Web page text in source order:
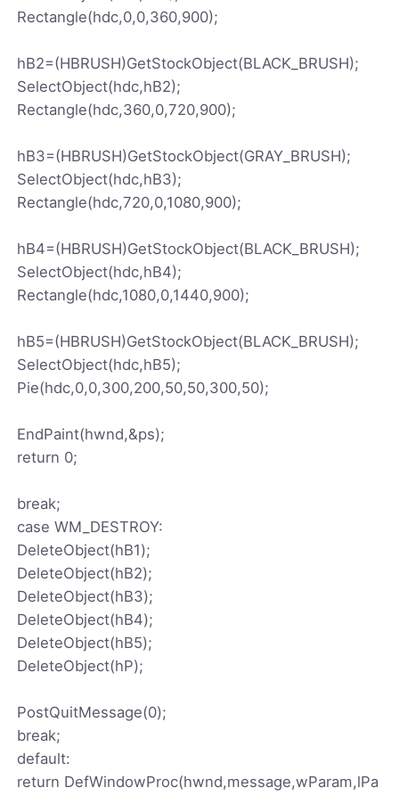
Rectangle(hdc,0,0,360,900);
hB2=(HBRUSH)GetStockObject(BLACK_BRUSH);
SelectObject(hdc,hB2);
Rectangle(hdc,360,0,720,900);
hB3=(HBRUSH)GetStockObject(GRAY_BRUSH);
SelectObject(hdc,hB3);
Rectangle(hdc,720,0,1080,900);
hB4=(HBRUSH)GetStockObject(BLACK_BRUSH);
SelectObject(hdc,hB4);
Rectangle(hdc,1080,0,1440,900);
hB5=(HBRUSH)GetStockObject(BLACK_BRUSH);
SelectObject(hdc,hB5);
Pie(hdc,0,0,300,200,50,50,300,50);
EndPaint(hwnd,&ps);
return 0;
break;
case WM_DESTROY:
DeleteObject(hB1);
DeleteObject(hB2);
DeleteObject(hB3);
DeleteObject(hB4);
DeleteObject(hB5);
DeleteObject(hP);
PostQuitMessage(0);
break;
default:
return DefWindowProc(hwnd,message,wParam,lPa